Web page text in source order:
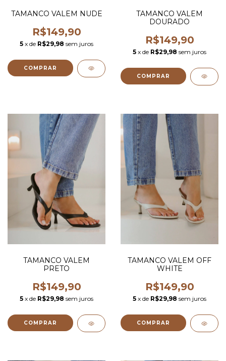
TAMANCO VALEM NUDE
R$149,90
5 x de R$29,98 sem juros
COMPRAR
TAMANCO VALEM
DOURADO
R$149,90
5 x de R$29,98 sem juros
COMPRAR
TAMANCO VALEM
PRETO
R$149,90
5 x de R$29,98 sem juros
COMPRAR
TAMANCO VALEM OFF
WHITE
R$149,90
5 x de R$29,98 sem juros
COMPRAR